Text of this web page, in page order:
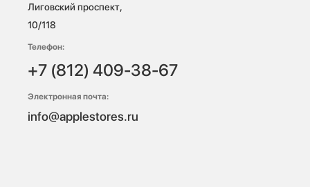
Лиговский проспект,
10/118
Телефон:
+7 (812) 409-38-67
Электронная почта:
info@applestores.ru